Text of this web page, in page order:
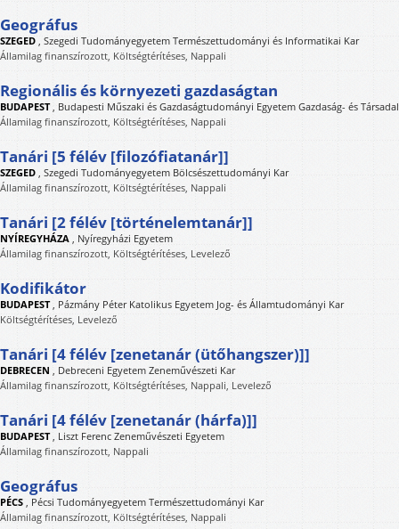
Geográfus
SZEGED , Szegedi Tudományegyetem Természettudományi és Informatikai Kar
Államilag finanszírozott, Költségtérítéses, Nappali
Regionális és környezeti gazdaságtan
BUDAPEST, Budapesti Műszaki és Gazdaságtudományi Egyetem Gazdaság- és
Államilag finanszírozott, Költségtérítéses, Nappali
Tanári [5 félév [filozófiatanár]]
SZEGED , Szegedi Tudományegyetem Bölcsészettudományi Kar
Államilag finanszírozott, Költségtérítéses, Nappali
Tanári [2 félév [történelemtanár]]
NYÍREGYHÁZA , Nyíregyházi Egyetem
Államilag finanszírozott, Költségtérítéses, Levelező
Kodifikátor
BUDAPEST, Pázmány Péter Katolikus Egyetem Jog- és Államtudományi Kar
Költségtérítéses, Levelező
Tanári [4 félév [zenetanár (ütőhangszer)]]
DEBRECEN , Debreceni Egyetem Zeneművészeti Kar
Államilag finanszírozott, Költségtérítéses, Nappali, Levelező
Tanári [4 félév [zenetanár (hárfa)]]
BUDAPEST, Liszt Ferenc Zeneművészeti Egyetem
Államilag finanszírozott, Nappali
Geográfus
PÉCS , Pécsi Tudományegyetem Természettudományi Kar
Államilag finanszírozott, Költségtérítéses, Nappali